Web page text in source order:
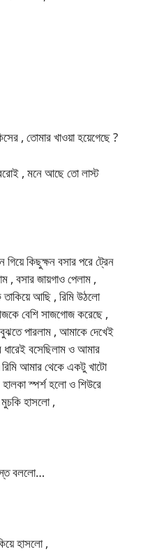
, তোমার খাওয়া হয়েগেছে ?
, মনে আছে তো লাস্ট
গিয়ে কিছুক্ষন বসার পরে ট্রেন
, বসার জায়গাও পেলাম ,
আছি , রিমি উঠলো
বেশি সাজগোজ করেছে ,
পারলাম , আমাকে দেখেই
বসেছিলাম ও আমার
আমার থেকে একটু খাটো
স্পর্শ হলো ও শিউরে
হাসলো ,
বললো…
হাসলো ,